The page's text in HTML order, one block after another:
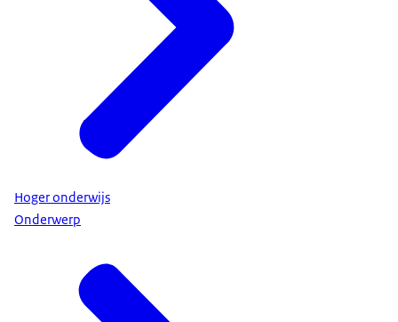
Hoger onderwijs
Onderwerp